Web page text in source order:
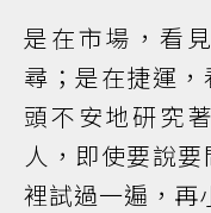
是在市場，看
尋；是在捷運
頭不安地研究
人，即使要說
裡試過一遍，再